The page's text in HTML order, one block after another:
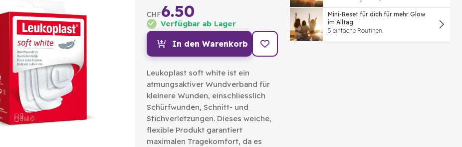
CHF6.50
Verfügbar ab Lager
In den Warenkorb
Leukoplast soft white ist ein
atmungsaktiver Wundverband für
kleinere Wunden, einschliesslich
Schürfwunden, Schnitt- und
Stichverletzungen. Dieses weiche,
flexible Produkt garantiert
maximalen Tragekomfort, da es
Mini-Reset für dich für mehr Glow
im Alltag.
5 einfache Routinen.